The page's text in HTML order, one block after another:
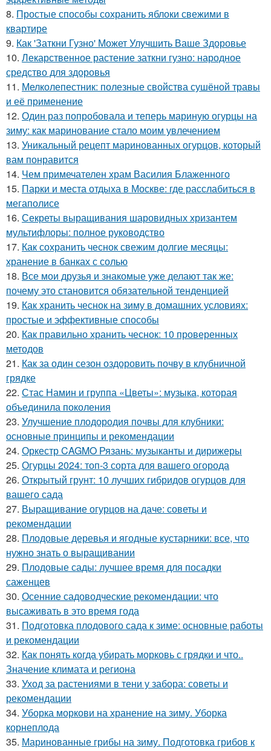
8. Простые способы сохранить яблоки свежими в
квартире
9. Как 'Заткни Гузно' Может Улучшить Ваше Здоровье
10. Лекарственное растение заткни гузно: народное
средство для здоровья
11. Мелколепестник: полезные свойства сушёной травы
и её применение
12. Один раз попробовала и теперь мариную огурцы на
зиму: как маринование стало моим увлечением
13. Уникальный рецепт маринованных огурцов, который
вам понравится
14. Чем примечателен храм Василия Блаженного
15. Парки и места отдыха в Москве: где расслабиться в
мегаполисе
16. Секреты выращивания шаровидных хризантем
мультифлоры: полное руководство
17. Как сохранить чеснок свежим долгие месяцы:
хранение в банках с солью
18. Все мои друзья и знакомые уже делают так же:
почему это становится обязательной тенденцией
19. Как хранить чеснок на зиму в домашних условиях:
простые и эффективные способы
20. Как правильно хранить чеснок: 10 проверенных
методов
21. Как за один сезон оздоровить почву в клубничной
грядке
22. Стас Намин и группа «Цветы»: музыка, которая
объединила поколения
23. Улучшение плодородия почвы для клубники:
основные принципы и рекомендации
24. Оркестр CAGMO Рязань: музыканты и дирижеры
25. Огурцы 2024: топ-3 сорта для вашего огорода
26. Открытый грунт: 10 лучших гибридов огурцов для
вашего сада
27. Выращивание огурцов на даче: советы и
рекомендации
28. Плодовые деревья и ягодные кустарники: все, что
нужно знать о выращивании
29. Плодовые сады: лучшее время для посадки
саженцев
30. Осенние садоводческие рекомендации: что
высаживать в это время года
31. Подготовка плодового сада к зиме: основные работы
и рекомендации
32. Как понять когда убирать морковь с грядки и что..
Значение климата и региона
33. Уход за растениями в тени у забора: советы и
рекомендации
34. Уборка моркови на хранение на зиму. Уборка
корнеплода
35. Маринованные грибы на зиму. Подготовка грибов к